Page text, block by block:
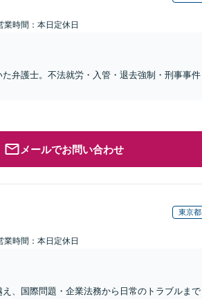
業時間：本日定休日
弁護士。不法就労・入管・退去強制・刑事事件
メールでお問い合わせ
東京都
業時間：本日定休日
、国際問題・企業法務から日常のトラブルまで